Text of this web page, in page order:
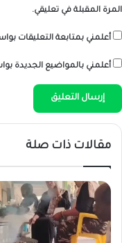
المرة المقبلة في تعليقي.
أعلمني بمتابعة التعليقات
أعلمني بالمواضيع الجديدة
مقالات ذات صلة